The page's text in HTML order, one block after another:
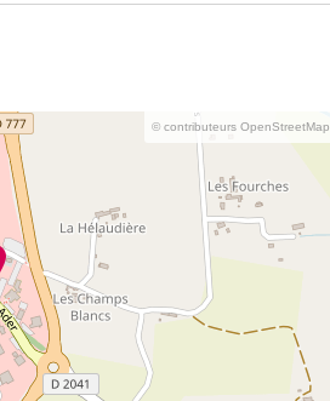
© contributeurs OpenStreetMap